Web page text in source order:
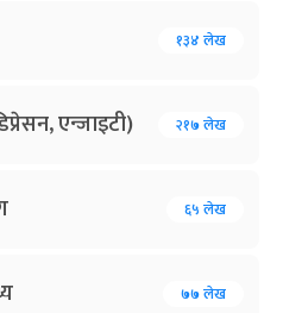
१३४ लेख
एन्जाइटी) २१७ लेख
६५ लेख
७७ लेख